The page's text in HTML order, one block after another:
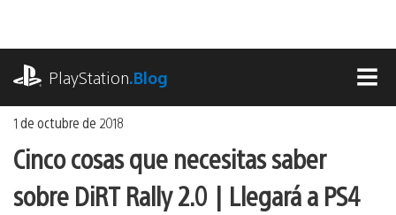
contenido
PlayStation.Blog
1 de octubre de 2018
Cinco cosas que necesitas saber
sobre DiRT Rally 2.0 | Llegará a PS4